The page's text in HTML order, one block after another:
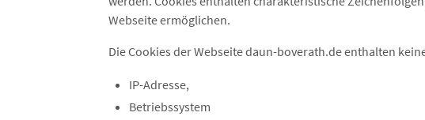
Webseite ermöglichen.
Die Cookies der Webseite daun-boverath.de enthalten
IP-Adresse,
Betriebssystem